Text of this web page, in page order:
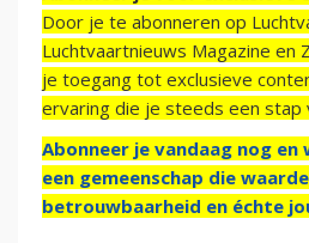
Door je te abonneren op
Luchtvaartnieuws Magazine en
je toegang tot exclusieve
ervaring die je steeds een
Abonneer je vandaag nog
een gemeenschap die
betrouwbaarheid en échte